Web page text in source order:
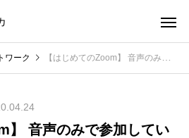
ワーク 【はじめてのZoom】 音声のみで参加しているユーザーを非表示にする
】 音声のみで参加してい